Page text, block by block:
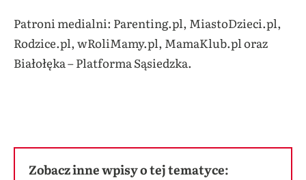
Patroni medialni: Parenting.pl, MiastoDzieci.pl,
Rodzice.pl, wRoliMamy.pl, MamaKlub.pl oraz
Białołęka – Platforma Sąsiedzka.
Zobacz inne wpisy o tej tematyce: